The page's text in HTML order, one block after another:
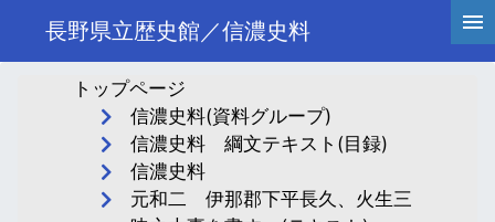
長野県立歴史館／信濃史料
トップページ
信濃史料(資料グループ)
信濃史料 綱文テキスト(目録)
信濃史料
元和二 伊那郡下平長久、火生三